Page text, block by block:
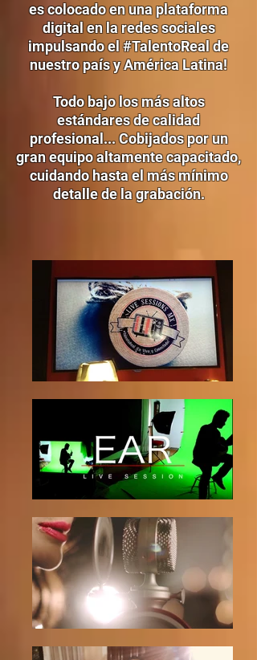
es colocado en una plataforma
digital en la redes sociales
impulsando el #TalentoReal de
nuestro país y América Latina!
Todo bajo los más altos
estándares de calidad
profesional... Cobijados por un
gran equipo altamente capacitado,
cuidando hasta el más mínimo
detalle de la grabación.